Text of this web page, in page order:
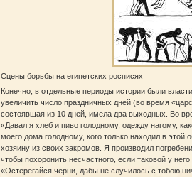
Сцены борьбы на египетских росписях
Конечно, в отдельные периоды истории были
увеличить число праздничных дней (во время
состоявшая из 10 дней, имела два выходных. Во
«Давал я хлеб и пиво голодному, одежду нагому,
моего дома голодному, кого только находил в
хозяину из своих закромов. Я производил
чтобы похоронить несчастного, если таковой у
«Остерегайся черни, дабы не случилось с тобою